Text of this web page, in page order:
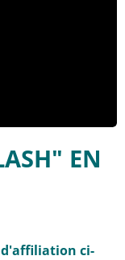
EN
d'affiliation ci-